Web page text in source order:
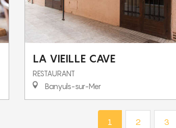
LA VIEILLE CAVE
RESTAURANT
Banyuls-sur-Mer
1 2 3